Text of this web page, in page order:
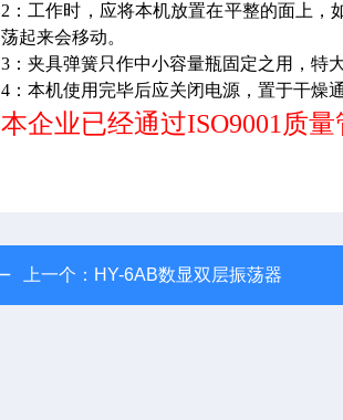
2：工作时，应将本机放置在平整的面上
荡起来会移动。
3：夹具弹簧只作中小容量瓶固定之用，特
4：本机使用完毕后应关闭电源，置于干燥
本企业已经通过ISO9001质量
上一个： HY-6AB数显双层振荡器